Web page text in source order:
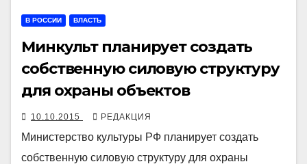
В РОССИИ ВЛАСТЬ
Минкульт планирует создать
собственную силовую структуру
для охраны объектов
10.10.2015 РЕДАКЦИЯ
Министерство культуры РФ планирует создать
собственную силовую структуру для охраны